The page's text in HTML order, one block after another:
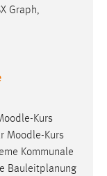
Graph,
-Kurs
Moodle-Kurs
Kommunale
Bauleitplanung